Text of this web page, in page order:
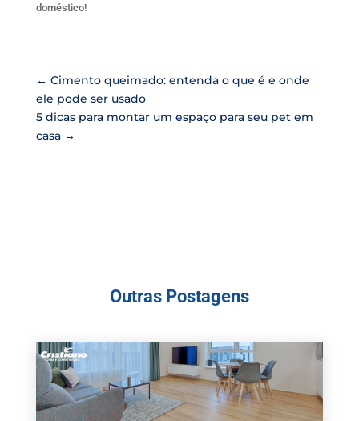
doméstico!
← Cimento queimado: entenda o que é e onde
ele pode ser usado
5 dicas para montar um espaço para seu pet em
casa→
Outras Postagens